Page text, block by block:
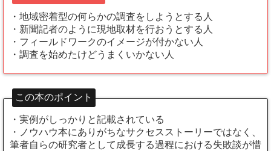
・地域密着型の何らかの調査をしようとする人
・新聞記者のように現地取材を行おうとする人
・フィールドワークのイメージが付かない人
・調査を始めたけどうまくいかない人
この本のポイント
・実例がしっかりと記載されている
・ノウハウ本にありがちなサクセスストーリーではなく、
筆者自らの研究者として成長する過程における失敗談が惜